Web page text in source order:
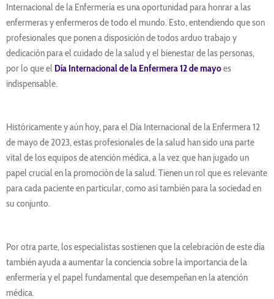
Internacional de la Enfermería es una oportunidad para honrar a las
enfermeras y enfermeros de todo el mundo. Esto, entendiendo que son
profesionales que ponen a disposición de todos arduo trabajo y
dedicación para el cuidado de la salud y el bienestar de las personas,
por lo que el Día Internacional de la Enfermera 12 de mayoes
indispensable.
Históricamente y aún hoy, para el Día Internacional de la Enfermera 12
de mayo de 2023, estas profesionales de la salud han sido una parte
vital de los equipos de atención médica, a la vez que han jugado un
papel crucial en la promoción de la salud. Tienen un rol que es relevante
para cada paciente en particular, como así también para la sociedad en
su conjunto.
Por otra parte, los especialistas sostienen que la celebración de este día
también ayuda a aumentar la conciencia sobre la importancia de la
enfermería y el papel fundamental que desempeñan en la atención
médica.